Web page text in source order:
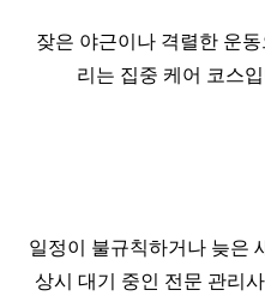
잦은 야근이나 격렬한 운
리는 집중 케어 코스
일정이 불규칙하거나 늦은
상시 대기 중인 전문 관리